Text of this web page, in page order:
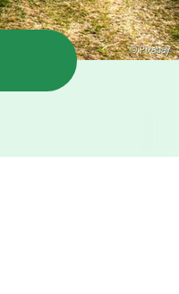
© Pixabay